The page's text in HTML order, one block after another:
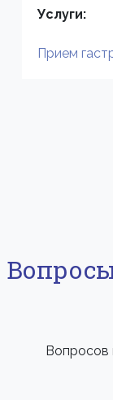
Услуги:
Прием
Вопросов